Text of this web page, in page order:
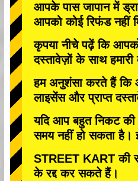
आपके पास जापान में
आपको कोई रिफंड नहीं
कृपया नीचे पढ़ें कि
दस्तावेज़ों के साथ
हम अनुशंसा करते हैं कि
लाइसेंस और प्राप्त
यदि आप बहुत निकट की
समय नहीं हो सकता है।
STREET KART की
के रद्द कर सकते हैं।